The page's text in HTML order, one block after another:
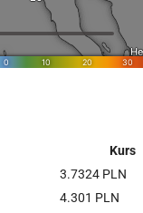
Kurs
3.7324 PLN
4.301 PLN